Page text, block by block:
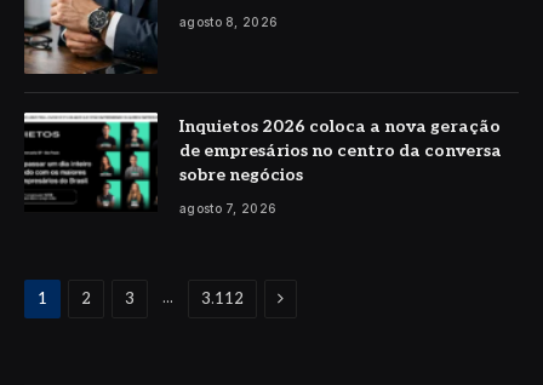
agosto 8, 2026
Inquietos 2026 coloca a nova geração
de empresários no centro da conversa
sobre negócios
agosto 7, 2026
1 2 3 ... 3.112 Proximo